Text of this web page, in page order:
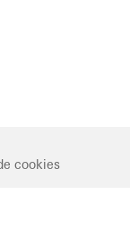
cookies